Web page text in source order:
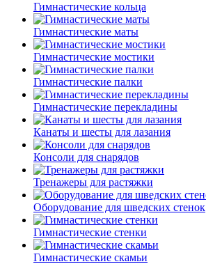
Гимнастические кольца
Гимнастические маты
Гимнастические мостики
Гимнастические палки
Гимнастические перекладины
Канаты и шесты для лазания
Консоли для снарядов
Тренажеры для растяжки
Оборудование для шведских стенок
Гимнастические стенки
Гимнастические скамьи